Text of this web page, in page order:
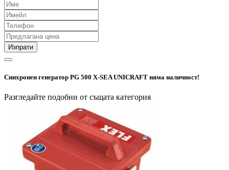
Изпрати
Синхронен генератор PG 500 X-SEA UNICRAFT няма наличност!
Разгледайте подобни от същата категория